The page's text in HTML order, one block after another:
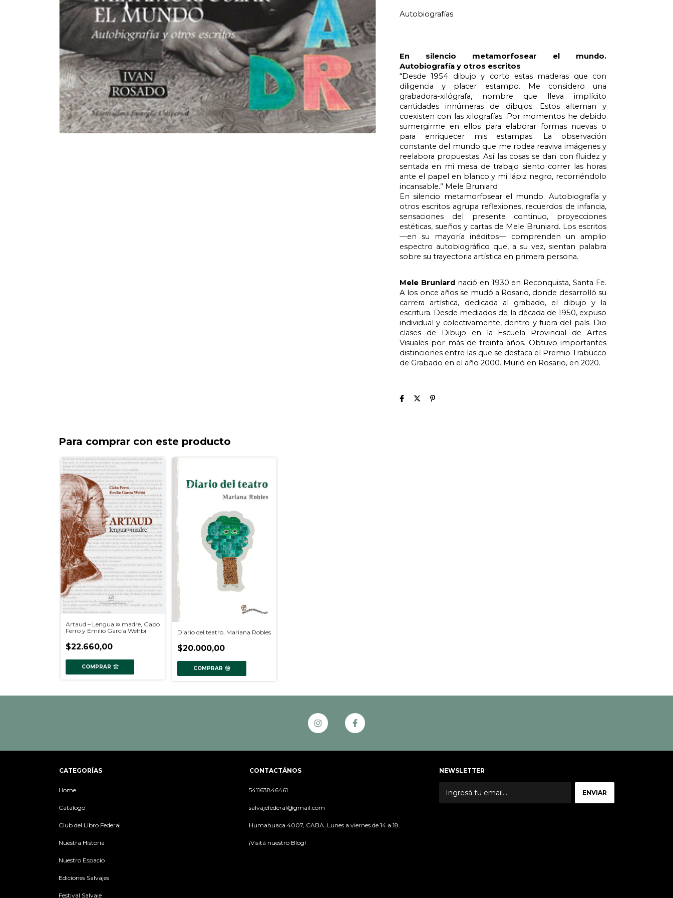
Autobiografías
En silencio metamorfosear el mundo.
Autobiografía y otros escritos
“Desde 1954 dibujo y corto estas maderas que con
diligencia y placer estampo. Me considero una
grabadora-xilógrafa, nombre que lleva implícito
cantidades innúmeras de dibujos. Estos alternan y
coexisten con las xilografías. Por momentos he debido
sumergirme en ellos para elaborar formas nuevas o
para enriquecer mis estampas. La observación
constante del mundo que me rodea reaviva imágenes y
reelabora propuestas. Así las cosas se dan con fluidez y
sentada en mi mesa de trabajo siento correr las horas
ante el papel en blanco y mi lápiz negro, recorriéndolo
incansable.” Mele Bruniard
En silencio metamorfosear el mundo. Autobiografía y
otros escritos agrupa reflexiones, recuerdos de infancia,
sensaciones del presente continuo, proyecciones
estéticas, sueños y cartas de Mele Bruniard. Los escritos
—en su mayoría inéditos— comprenden un amplio
espectro autobiográfico que, a su vez, sientan palabra
sobre su trayectoria artística en primera persona.
Mele Bruniard nació en 1930 en Reconquista, Santa Fe.
A los once años se mudó a Rosario, donde desarrolló su
carrera artística, dedicada al grabado, el dibujo y la
escritura. Desde mediados de la década de 1950, expuso
individual y colectivamente, dentro y fuera del país. Dio
clases de Dibujo en la Escuela Provincial de Artes
Visuales por más de treinta años. Obtuvo importantes
distinciones entre las que se destaca el Premio Trabucco
de Grabado en el año 2000. Murió en Rosario, en 2020.
Para comprar con este producto
Artaud – Lengua ∞ madre, Gabo
Ferro y Emilio García Wehbi
$22.660,00
COMPRAR
Diario del teatro, Mariana Robles
$20.000,00
COMPRAR
CATEGORÍAS
Home
Catálogo
Club del Libro Federal
Nuestra Historia
Nuestro Espacio
Ediciones Salvajes
Festival Salvaje
CONTACTÁNOS
541163846461
salvajefederal@gmail.com
Humahuaca 4007, CABA. Lunes a viernes de 14 a 18.
¡Visitá nuestro Blog!
NEWSLETTER